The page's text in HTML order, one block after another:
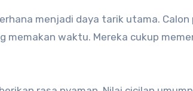
menjadi daya tarik utama.
memakan waktu. Mereka cukup